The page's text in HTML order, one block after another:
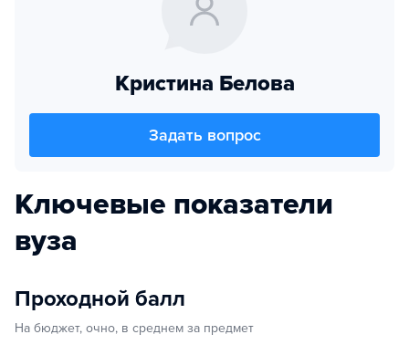
Кристина Белова
Задать вопрос
Ключевые показатели
вуза
Проходной балл
На бюджет, очно, в среднем за предмет